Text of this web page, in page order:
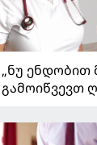
„ნუ ენდობით
გამოიწვევთ
ბავშვი
პედიატრ